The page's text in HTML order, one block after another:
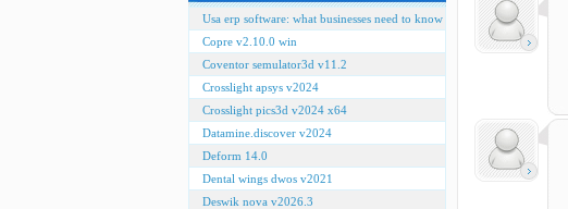
Usa erp software: what businesses need to know
Copre v2.10.0 win
Coventor semulator3d v11.2
Crosslight apsys v2024
Crosslight pics3d v2024 x64
Datamine.discover v2024
Deform 14.0
Dental wings dwos v2021
Deswik nova v2026.3